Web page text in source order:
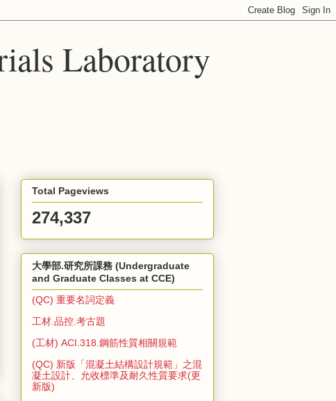
Laboratory
Total Pageviews
274,337
大學部.研究所課務 (Undergraduate
and Graduate Classes at CCE)
(QC) 重要名詞定義
工材.品控.考古題
(工材) ACI.318.鋼筋性質相關規範
(QC) 新版「混凝土結構設計規範」之混
凝土設計、允收標準及耐久性質要求(更
新版)